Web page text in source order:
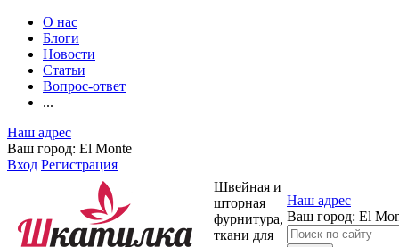
О нас
Блоги
Новости
Статьи
Вопрос-ответ
...
Наш адрес
Ваш город: El Monte
Вход Регистрация
Швейная и
шторная
фурнитура,
ткани для
Наш адрес
Ваш город: El